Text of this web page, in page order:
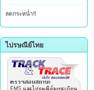
ลดกระหน่ำ!!
ไปรษณีย์ไทย